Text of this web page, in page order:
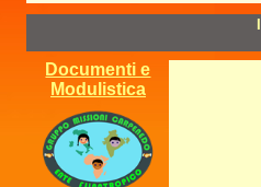
Documenti e
Modulistica